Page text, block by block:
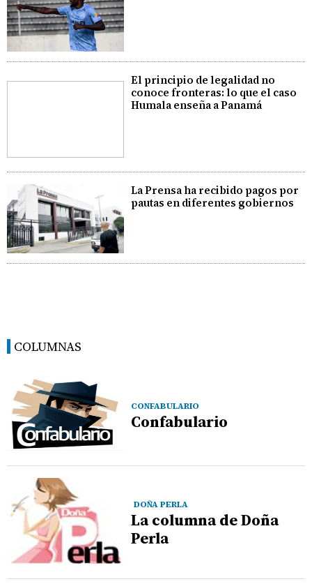
El principio de legalidad no
conoce fronteras: lo que el caso
Humala enseña a Panamá
La Prensa ha recibido pagos por
pautas en diferentes gobiernos
COLUMNAS
CONFABULARIO
Confabulario
DOÑA PERLA
La columna de Doña
Perla